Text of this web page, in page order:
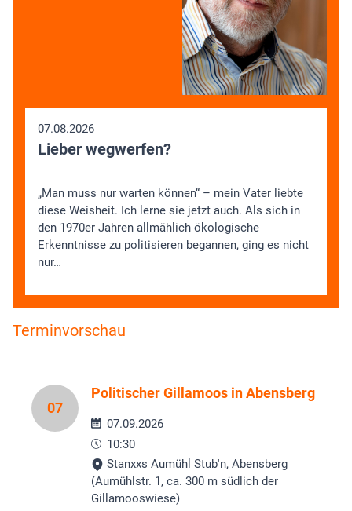
07.08.2026
Lieber wegwerfen?
„Man muss nur warten können“ – mein Vater liebte
diese Weisheit. Ich lerne sie jetzt auch. Als sich in
den 1970er Jahren allmählich ökologische
Erkenntnisse zu politisieren begannen, ging es nicht
nur…
Terminvorschau
07
Politischer Gillamoos in Abensberg
07.09.2026
10:30
Stanxxs Aumühl Stub'n, Abensberg
(Aumühlstr. 1, ca. 300 m südlich der
Gillamooswiese)